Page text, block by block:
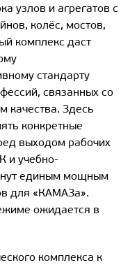
узлов и агрегатов с
колёс, мостов,
комплекс даст
стандарту
связанных со
качества. Здесь
конкретные
выходом рабочих
и учебно-
единым мощным
для «КАМАЗа».
ожидается в
комплекса к